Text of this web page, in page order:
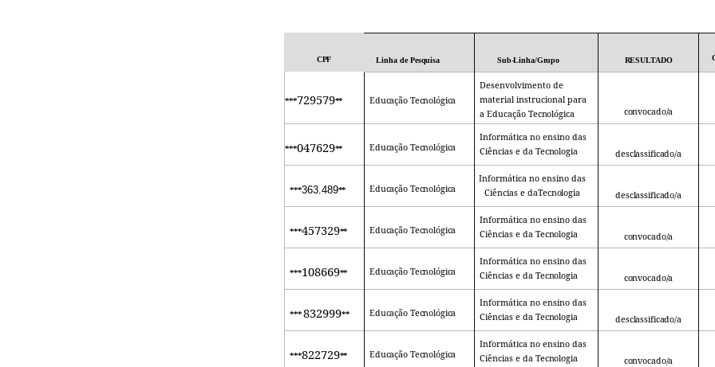
CPF Linha dePesquisa Sub-Linha/Grupo RESULTADO
***729579** Educação Tecnológica
Desenvolvimento de
material instrucional para
a Educação Tecnológica convocado/a
***047629** Educação Tecnológica
Informática no ensino das
Ciências e da Tecnologia desclassificado/a
***363.489** Educação Tecnológica
Informática no ensino das
Ciências e daTecnologia desclassificado/a
***457329** Educação Tecnológica
Informática no ensino das
Ciências e da Tecnologia convocado/a
***108669** Educação Tecnológica
Informática no ensino das
Ciências e da Tecnologia convocado/a
***832999** Educação Tecnológica
Informática no ensino das
Ciências e da Tecnologia desclassificado/a
***822729** Educação Tecnológica
Informática no ensino das
Ciências e da Tecnologia convocado/a